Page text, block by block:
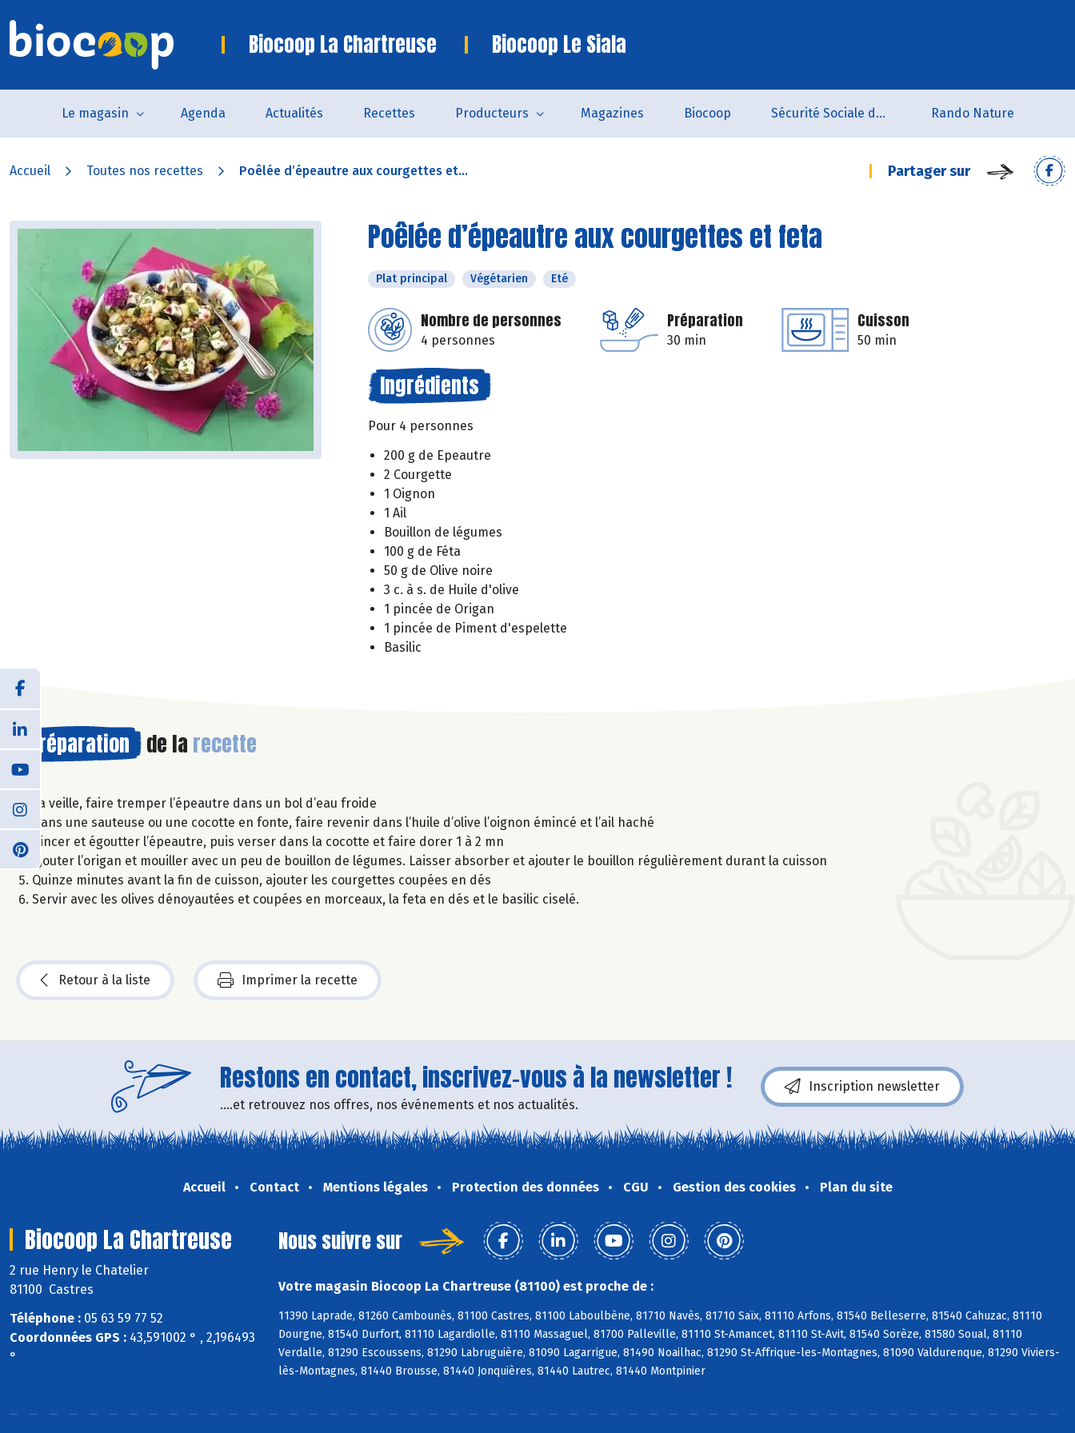
Biocoop La Chartreuse Biocoop Le Siala
Le magasin Agenda Actualités Recettes Producteurs Magazines Biocoop Sécurité Sociale de l'Alimentation du Tarn Sud Rando Nature
Accueil Toutes nos recettes Poêlée d’épeautre aux courgettes et... Partager sur
Poêlée d’épeautre aux courgettes et feta
Plat principal Végétarien Eté
Nombre de personnes
4 personnes
Préparation
30 min
Cuisson
50 min
Ingrédients
Pour 4 personnes
200 g de Epeautre
2 Courgette
1 Oignon
1 Ail
Bouillon de légumes
100 g de Féta
50 g de Olive noire
3 c. à s. de Huile d'olive
1 pincée de Origan
1 pincée de Piment d'espelette
Basilic
Préparation de la recette
La veille, faire tremper l’épeautre dans un bol d’eau froide
Dans une sauteuse ou une cocotte en fonte, faire revenir dans l’huile d’olive l’oignon émincé et l’ail haché
Rincer et égoutter l’épeautre, puis verser dans la cocotte et faire dorer 1 à 2 mn
Ajouter l’origan et mouiller avec un peu de bouillon de légumes. Laisser absorber et ajouter le bouillon régulièrement durant la cuisson
Quinze minutes avant la fin de cuisson, ajouter les courgettes coupées en dés
Servir avec les olives dénoyautées et coupées en morceaux, la feta en dés et le basilic ciselé.
Retour à la liste Imprimer la recette
Restons en contact, inscrivez-vous à la newsletter !
....et retrouvez nos offres, nos événements et nos actualités.
Inscription newsletter
Accueil Contact Mentions légales Protection des données CGU Gestion des cookies Plan du site
Biocoop La Chartreuse
2 rue Henry le Chatelier
81100 Castres
Téléphone : 05 63 59 77 52
Coordonnées GPS : 43,591002 ° , 2,196493
°
Nous suivre sur
Votre magasin Biocoop La Chartreuse (81100) est proche de :
11390 Laprade, 81260 Cambounès, 81100 Castres, 81100 Laboulbène, 81710 Navès, 81710 Saïx, 81110 Arfons, 81540 Belleserre, 81540 Cahuzac, 81110
Dourgne, 81540 Durfort, 81110 Lagardiolle, 81110 Massaguel, 81700 Palleville, 81110 St-Amancet, 81110 St-Avit, 81540 Sorèze, 81580 Soual, 81110
Verdalle, 81290 Escoussens, 81290 Labruguière, 81090 Lagarrigue, 81490 Noailhac, 81290 St-Affrique-les-Montagnes, 81090 Valdurenque, 81290 Viviers-
lès-Montagnes, 81440 Brousse, 81440 Jonquières, 81440 Lautrec, 81440 Montpinier